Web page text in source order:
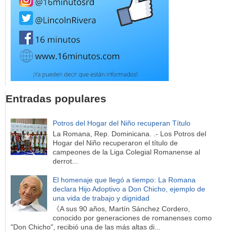
Entradas populares
Potros del Hogar del Niño recuperan Título
La Romana, Rep. Dominicana. .- Los Potros del
Hogar del Niño recuperaron el título de
campeones de la Liga Colegial Romanense al
derrot...
El homenaje que llegó a tiempo: La Romana
declara Hijo Adoptivo a Don Chicho, ejemplo de
una vida de trabajo y dignidad
《A sus 90 años, Martín Sánchez Cordero,
conocido por generaciones de romanenses como
"Don Chicho", recibió una de las más altas di...